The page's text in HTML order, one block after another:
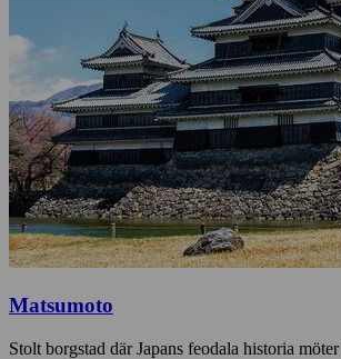
Matsumoto
Stolt borgstad där Japans feodala historia